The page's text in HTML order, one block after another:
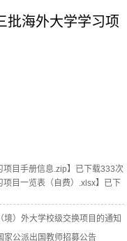
批海外大学学习项
项目手册信息.zip】已下载333次
项目一览表（自费）.xlsx】已下
）外大学校级交换项目的通知
家公派出国教师招募公告